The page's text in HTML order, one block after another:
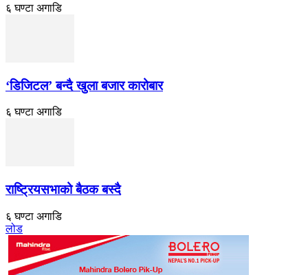
६ घण्टा अगाडि
‘डिजिटल’ बन्दै खुला बजार कारोबार
६ घण्टा अगाडि
राष्ट्रियसभाको बैठक बस्दै
६ घण्टा अगाडि
लोड